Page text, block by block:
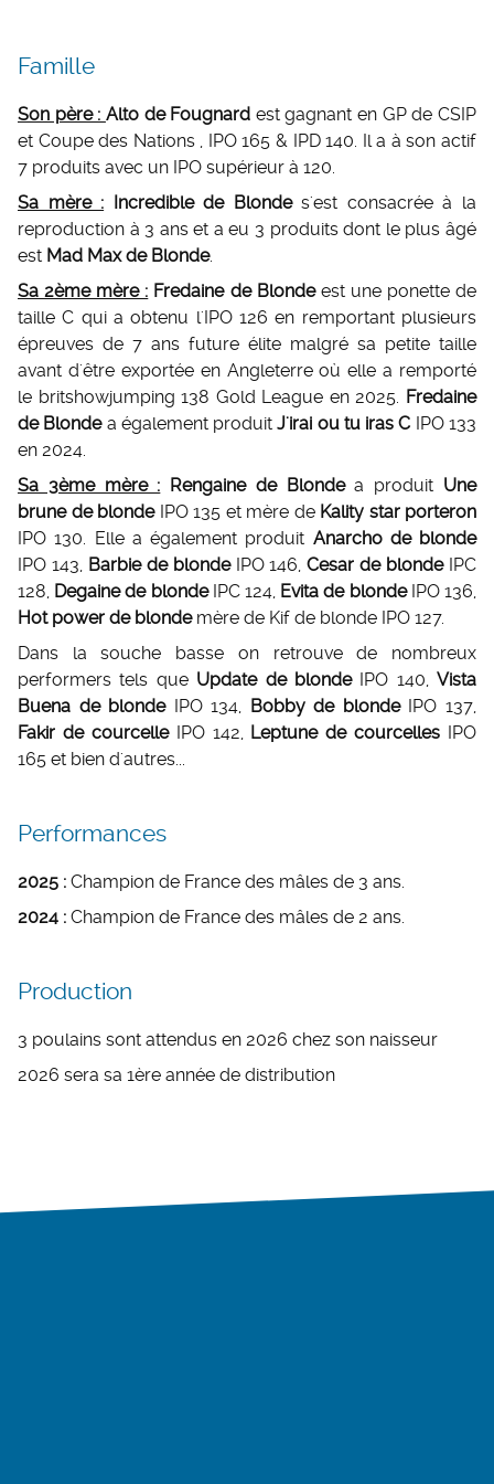
Famille
Son père : Alto de Fougnard est gagnant en GP de CSIP
et Coupe des Nations , IPO 165 & IPD 140. Il a à son actif
7 produits avec un IPO supérieur à 120.
Sa mère : Incredible de Blondes'est consacrée à la
reproduction à 3 ans et a eu 3 produits dont le plus âgé
est Mad Max de Blonde.
Sa 2ème mère : Fredaine de Blondeest une ponette de
taille C qui a obtenu l'IPO 126 en remportant plusieurs
épreuves de 7 ans future élite malgré sa petite taille
avant d'être exportée en Angleterre où elle a remporté
le britshowjumping 138 Gold League en 2025. Fredaine
de Blondea également produitJ'irai ou tu iras C IPO 133
en 2024.
Sa 3ème mère :
Rengaine de Blondea produit Une
brune de blondeIPO 135 et mère de Kality star porteron
IPO 130. Elle a également produit Anarcho de blonde
IPO 143, Barbie de blondeIPO 146,Cesar de blondeIPC
128, Degaine de blondeIPC 124, Evita de blondeIPO 136,
Hot power de blondemère de Kif de blonde IPO 127.
Dans la souche basse on retrouve de nombreux
performers tels que Update de blondeIPO 140, Vista
Buena de blonde
IPO 134, Bobby de blondeIPO 137,
Fakir de courcelleIPO 142, Leptune de courcelles IPO
165 et bien d'autres...
Performances
2025 : Champion de France des mâles de 3 ans.
2024 : Champion de France des mâles de 2 ans.
Production
3 poulains sont attendus en 2026 chez son naisseur
2026 sera sa 1ère année de distribution